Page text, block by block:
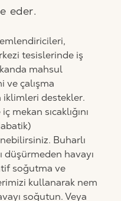
eder.
tesislerinde iş
mahsul
ve çalışma
iklimleri destekler.
mekan sıcaklığını
Buharlı
düşürmeden havayı
soğutma ve
kullanarak nem
soğutun. Veya